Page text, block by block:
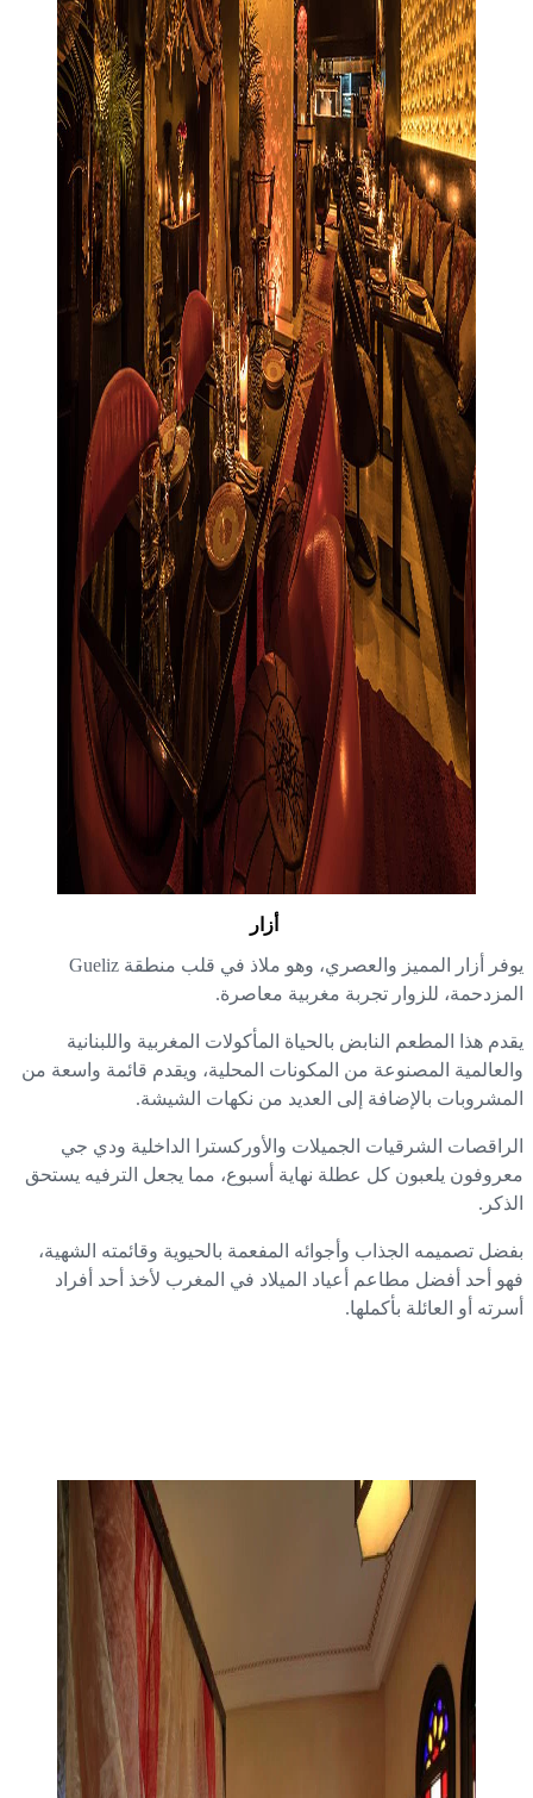
يوفر أزار المميز والعصري، وهو ملاذ في قلب منطقة Gueliz
للزوار تجربة مغربية معاصرة.
هذا المطعم النابض بالحياة المأكولات المغربية واللبنانية
المصنوعة من المكونات المحلية، ويقدم قائمة واسعة من
بالإضافة إلى العديد من نكهات الشيشة.
الشرقيات الجميلات والأوركسترا الداخلية ودي جي
يلعبون كل عطلة نهاية أسبوع، مما يجعل الترفيه يستحق
تصميمه الجذاب وأجوائه المفعمة بالحيوية وقائمته الشهية،
أحد أفضل مطاعم أعياد الميلاد في المغرب لأخذ أحد أفراد
أو العائلة بأكملها.